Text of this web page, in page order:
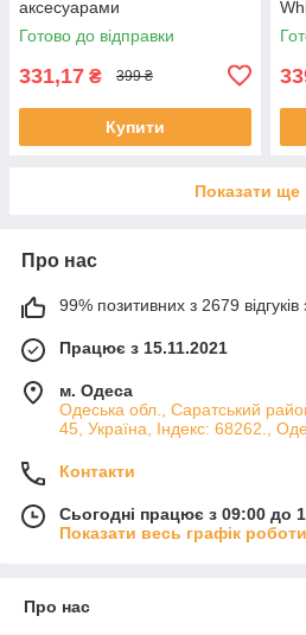
аксесуарами
Готово до відправки
331,17 ₴ 399 ₴
Купити
Показати ще
Про нас
99% позитивних з 2679 відгуків
Працює з 15.11.2021
м. Одеса
Одеська обл., Саратський
45, Україна, Індекс: 68262.,
Контакти
Сьогодні працює з 09:00 до
Показати весь графік роботи
Про нас